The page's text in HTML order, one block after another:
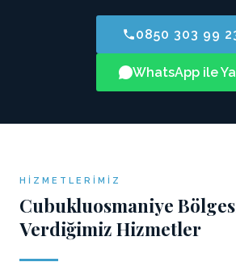
0850 303 99
WhatsApp ile
HIZMETLERIMIZ
Cubukluosmaniye
Verdiğimiz Hizmetler